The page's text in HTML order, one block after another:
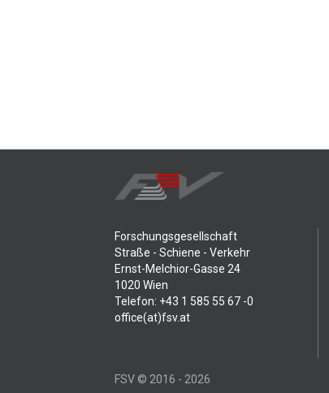
Forschungsgesellschaft
Straße - Schiene - Verkehr
Ernst-Melchior-Gasse 24
1020 Wien
Telefon: +43 1 585 55 67 -0
office(at)fsv.at
FSV © 2016 - 2026